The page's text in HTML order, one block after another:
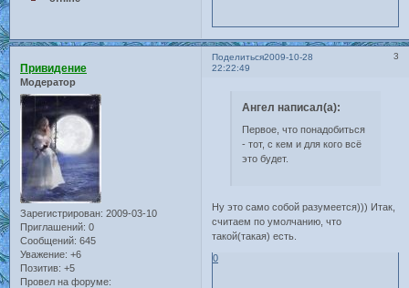
Поделиться 3
2009-10-28
22:22:49
Привидение
Модератор
Зарегистрирован: 2009-03-10
Приглашений: 0
Сообщений: 645
Уважение: +6
Позитив: +5
Провел на форуме:
Ангел написал(а):
Первое, что понадобиться
- тот, с кем и для кого всё
это будет.
Ну это само собой разумеется))) Итак,
считаем по умолчанию, что
такой(такая) есть.
0